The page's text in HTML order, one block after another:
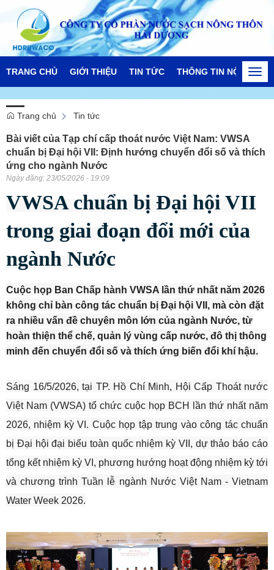
TRANG CHỦ GIỚI THIỆU TIN TỨC THÔNG TIN NỘI BỘ
Trang chủ Tin tức
Bài viết của Tạp chí cấp thoát nước Việt Nam: VWSA
chuẩn bị Đại hội VII: Định hướng chuyển đổi số và thích
ứng cho ngành Nước
Ngày đăng: 23/05/2026 - 19:09
VWSA chuẩn bị Đại hội VII
trong giai đoạn đổi mới của
ngành Nước
Cuộc họp Ban Chấp hành VWSA lần thứ nhất năm 2026
không chỉ bàn công tác chuẩn bị Đại hội VII, mà còn đặt
ra nhiều vấn đề chuyên môn lớn của ngành Nước, từ
hoàn thiện thể chế, quản lý vùng cấp nước, đô thị thông
minh đến chuyển đổi số và thích ứng biến đổi khí hậu.
Sáng 16/5/2026, tại TP. Hồ Chí Minh, Hội Cấp Thoát nước
Việt Nam (VWSA) tổ chức cuộc họp BCH lần thứ nhất năm
2026, nhiệm kỳ VI. Cuộc họp tập trung vào công tác chuẩn
bị Đại hội đại biểu toàn quốc nhiệm kỳ VII, dự thảo báo cáo
tổng kết nhiệm kỳ VI, phương hướng hoạt động nhiệm kỳ tới
và chương trình Tuần lễ ngành Nước Việt Nam - Vietnam
Water Week 2026.